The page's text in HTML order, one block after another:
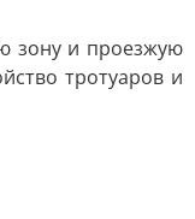
зону и проезжую
тротуаров и